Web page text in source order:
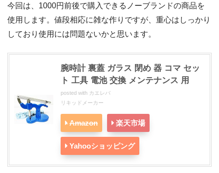
今回は、1000円前後で購入できるノーブランドの商品を
使用します。値段相応に雑な作りですが、重心はしっかり
しており使用には問題ないかと思います。
腕時計 裏蓋 ガラス 閉め 器 コマ セッ
ト 工具 電池 交換 メンテナンス 用
posted with カエレバ
リキッドメーカー
Amazon 楽天市場
Yahooショッピング